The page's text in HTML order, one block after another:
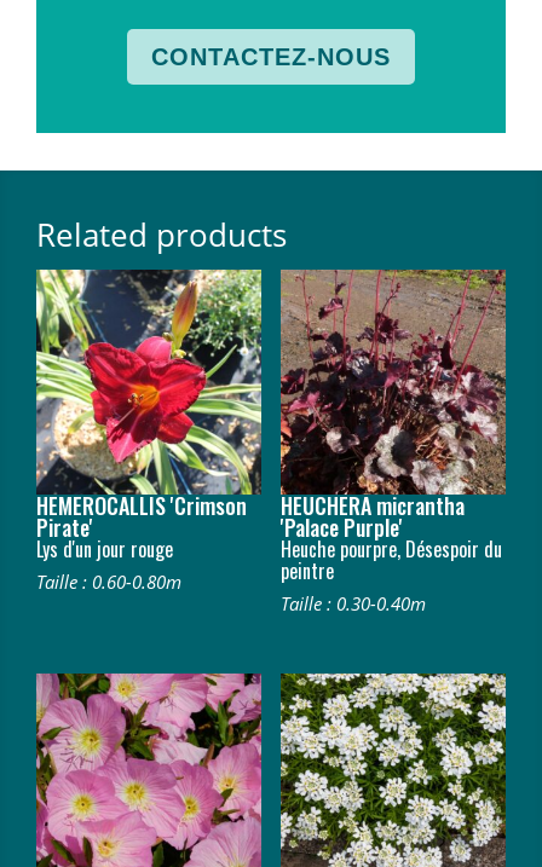
CONTACTEZ-NOUS
Related products
HEMEROCALLIS 'Crimson
Pirate'
Lys d'un jour rouge
Taille : 0.60-0.80m
HEUCHERA micrantha
'Palace Purple'
Heuche pourpre, Désespoir du
peintre
Taille : 0.30-0.40m